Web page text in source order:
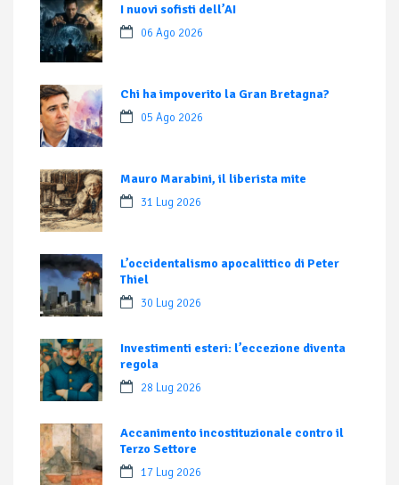
I nuovi sofisti dell’AI
06 Ago 2026
Chi ha impoverito la Gran Bretagna?
05 Ago 2026
Mauro Marabini, il liberista mite
31 Lug 2026
L’occidentalismo apocalittico di Peter
Thiel
30 Lug 2026
Investimenti esteri: l’eccezione diventa
regola
28 Lug 2026
Accanimento incostituzionale contro il
Terzo Settore
17 Lug 2026